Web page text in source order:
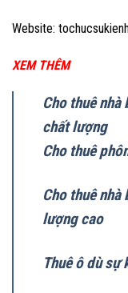
Website:
XEM THÊM
Cho thuê
chất lượng
Cho thuê
Cho thuê
lượng cao
Thuê ô dù